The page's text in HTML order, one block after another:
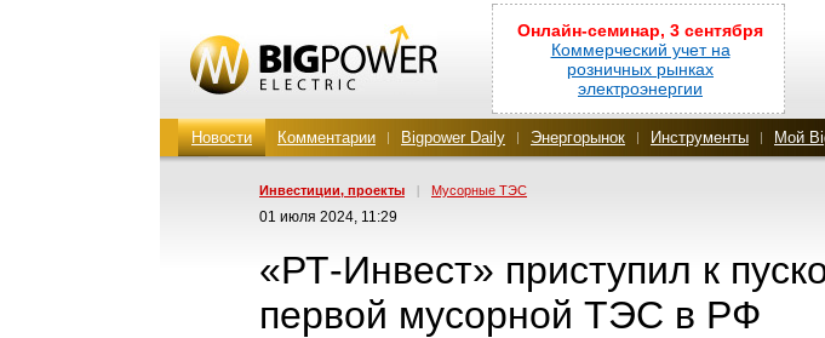
Онлайн-семинар, 3 сентября
Коммерческий учет на
розничных рынках
электроэнергии
Новости Комментарии Bigpower Daily Энергорынок Инструменты Мой
Инвестиции, проекты | Мусорные ТЭС
01 июля 2024, 11:29
«РТ-Инвест» приступил к
первой мусорной ТЭС в РФ